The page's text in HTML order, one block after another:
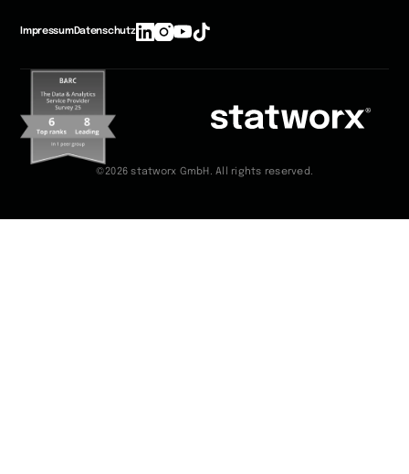
ImpressumDatenschutz
©2026 statworx GmbH. All rights reserved.